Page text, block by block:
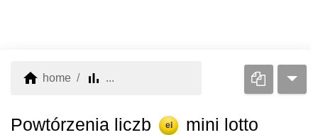
home home bar_chart ...
Powtórzenia liczb el
mini lotto